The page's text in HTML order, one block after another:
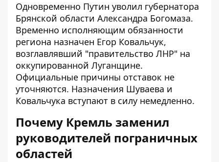
Одновременно Путин уволил губернатора
Брянской области Александра Богомаза.
Временно исполняющим обязанности
региона назначен Егор Ковальчук,
возглавлявший "правительство ЛНР" на
оккупированной Луганщине.
Официальные причины отставок не
уточняются. Назначения Шуваева и
Ковальчука вступают в силу немедленно.
Почему Кремль заменил
руководителей пограничных
областей